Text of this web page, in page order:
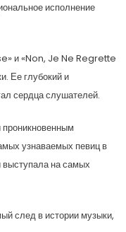
исполнение
и «Non, Je Ne Regrette
Ее глубокий и
сердца слушателей.
узнаваемых певиц в
на самых
след в истории музыки,